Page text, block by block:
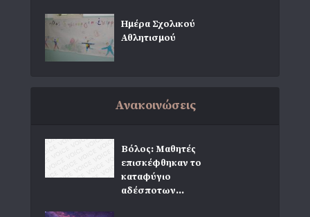
Ημέρα Σχολικού
Αθλητισμού
Ανακοινώσεις
Βόλος: Μαθητές
επισκέφθηκαν το
καταφύγιο
αδέσποτων...